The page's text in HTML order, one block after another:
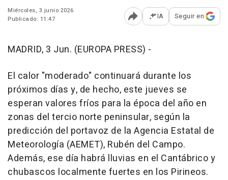
Miércoles, 3 junio 2026
Publicado: 11:47
Abrir opciones para
IA Seguir en
MADRID, 3 Jun. (EUROPA PRESS) -
El calor "moderado" continuará durante los
próximos días y, de hecho, este jueves se
esperan valores fríos para la época del año en
zonas del tercio norte peninsular, según la
predicción del portavoz de la Agencia Estatal de
Meteorología (AEMET), Rubén del Campo.
Además, ese día habrá lluvias en el Cantábrico y
chubascos localmente fuertes en los Pirineos.